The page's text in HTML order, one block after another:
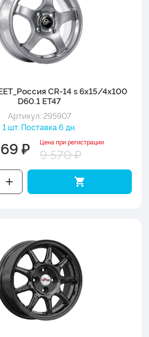
CR-14 s 6x15/4x100
D60.1 ET47
Артикул: 295907
1 шт. Поставка 6 дн.
₽ Цена при регистрации
9 570 ₽